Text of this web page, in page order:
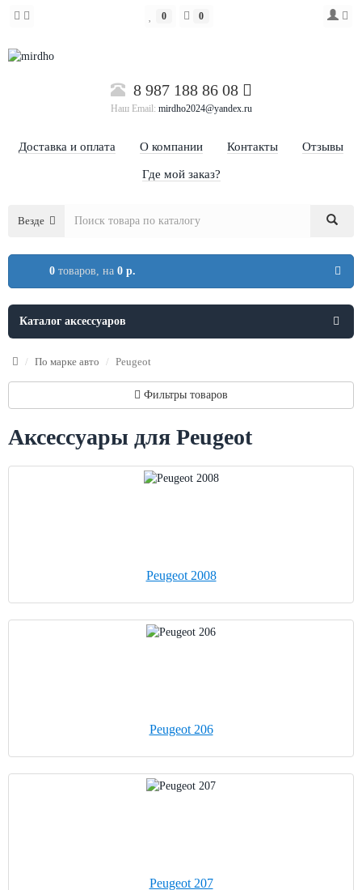
0 0
8 987 188 86 08
Наш Email: mirdho2024@yandex.ru
Доставка и оплата О компании Контакты Отзывы
Где мой заказ?
Везде
0 товаров, на 0 р.
Каталог аксессуаров
По марке авто Peugeot
Фильтры товаров
Аксессуары для Peugeot
Peugeot 2008
Peugeot 206
Peugeot 207